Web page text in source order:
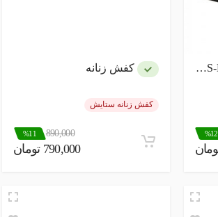
%12
کفش زنانه
کفش زنانه ستایش
890,000
%11
790,000 تومان